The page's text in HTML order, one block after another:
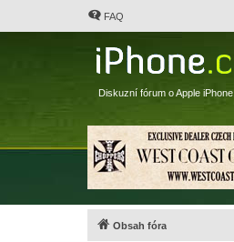
FAQ
Diskuzní fórum o Apple iPhone
Obsah fóra